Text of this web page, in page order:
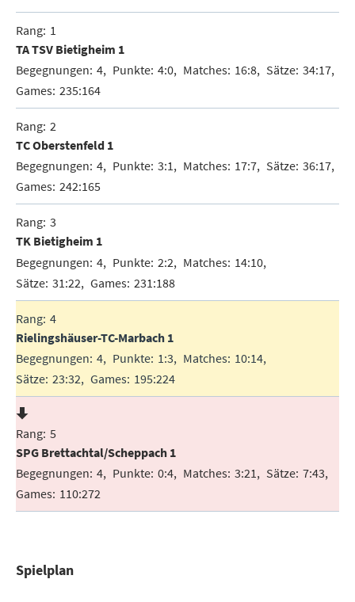
1
TA TSV Bietigheim 1
4
4:0 16:8
34:17
235:164
2
TC Oberstenfeld 1
4
3:1 17:7
36:17
242:165
3
TK Bietigheim 1
4
2:2
14:10
31:22
231:188
4
Rielingshäuser-TC-Marbach 1
4
1:3
10:14
23:32
195:224
5
SPG Brettachtal/Scheppach 1
4
0:4 3:21
7:43
110:272
Spielplan